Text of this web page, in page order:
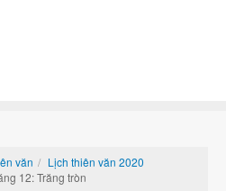
văn
Lịch thiên văn 2020
12: Trăng tròn